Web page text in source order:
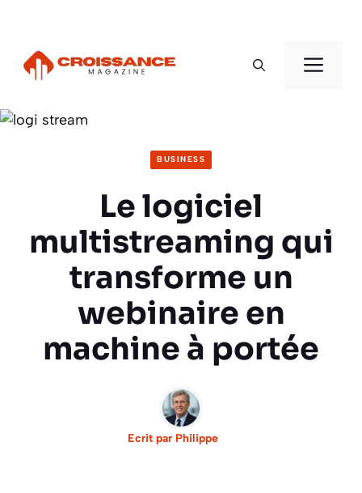
contenu
BUSINESS
Le logiciel
multistreaming qui
transforme un
webinaire en
machine à portée
Ecrit par Philippe